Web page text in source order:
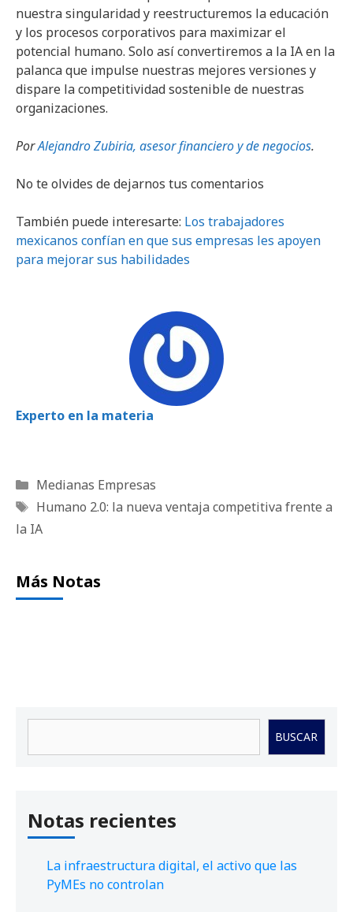
nuestra singularidad y reestructuremos la educación
y los procesos corporativos para maximizar el
potencial humano. Solo así convertiremos a la IA en la
palanca que impulse nuestras mejores versiones y
dispare la competitividad sostenible de nuestras
organizaciones.
PorAlejandro Zubiria, asesor financiero y de negocios.
No te olvides de dejarnos tus comentarios
También puede interesarte: Los trabajadores
mexicanos confían en que sus empresas les apoyen
para mejorar sus habilidades
Experto en la materia
Categorías
Medianas Empresas
Etiquetas
Humano 2.0: la nueva ventaja competitiva frente a
la IA
Más Notas
BUSCAR
Notas recientes
La infraestructura digital, el activo que las
PyMEs no controlan